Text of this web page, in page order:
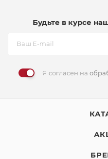
Будьте в курсе
Я согласен на